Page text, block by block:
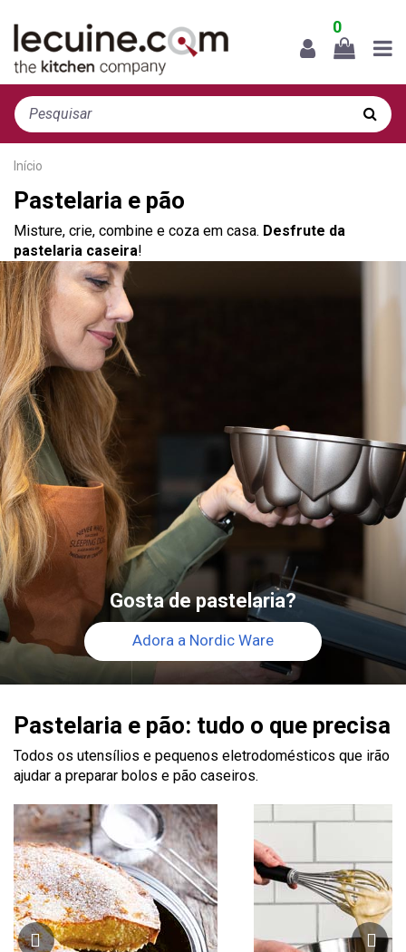
0
Início
Pastelaria e pão
Misture, crie, combine e coza em casa. Desfrute da
pastelaria caseira!
Gosta de pastelaria?
Adora a Nordic Ware
Pastelaria e pão: tudo o que precisa
Todos os utensílios e pequenos eletrodomésticos que irão
ajudar a preparar bolos e pão caseiros.